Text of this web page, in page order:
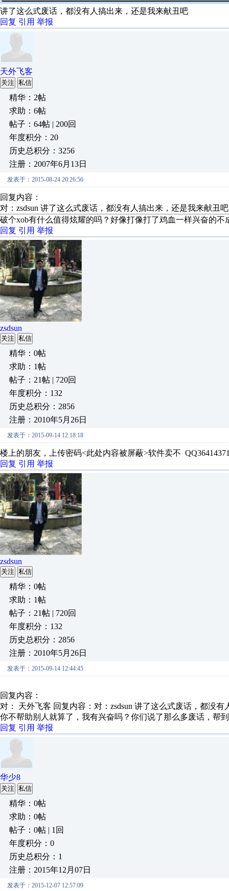
讲了这么式废话，都没有人搞出来，还是我来献丑吧
回复 引用 举报
天外飞客
关注 私信
精华：2帖
求助：6帖
帖子：64帖 | 200回
年度积分：20
历史总积分：3256
注册：2007年6月13日
发表于：2015-08-24 20:26:56
回复内容：
对：zsdsun 讲了这么式废话，都没有人搞出来，还是我来献
破个xob有什么值得炫耀的吗？好像打像打了鸡血一样兴奋的不
回复 引用 举报
zsdsun
关注 私信
精华：0帖
求助：1帖
帖子：21帖 | 720回
年度积分：132
历史总积分：2856
注册：2010年5月26日
发表于：2015-09-14 12:18:18
楼上的朋友，上传密码<此处内容被屏蔽>软件卖不
回复 引用 举报
zsdsun
关注 私信
精华：0帖
求助：1帖
帖子：21帖 | 720回
年度积分：132
历史总积分：2856
注册：2010年5月26日
发表于：2015-09-14 12:44:45
回复内容：
对： 天外飞客 回复内容：对：zsdsun 讲了这么式废话，都没有
你不帮助别人就算了，我有兴奋吗？你们说了那么多废话，帮
回复 引用 举报
华少8
关注 私信
精华：0帖
求助：0帖
帖子：0帖 | 1回
年度积分：0
历史总积分：1
注册：2015年12月07日
发表于：2015-12-07 12:57:09